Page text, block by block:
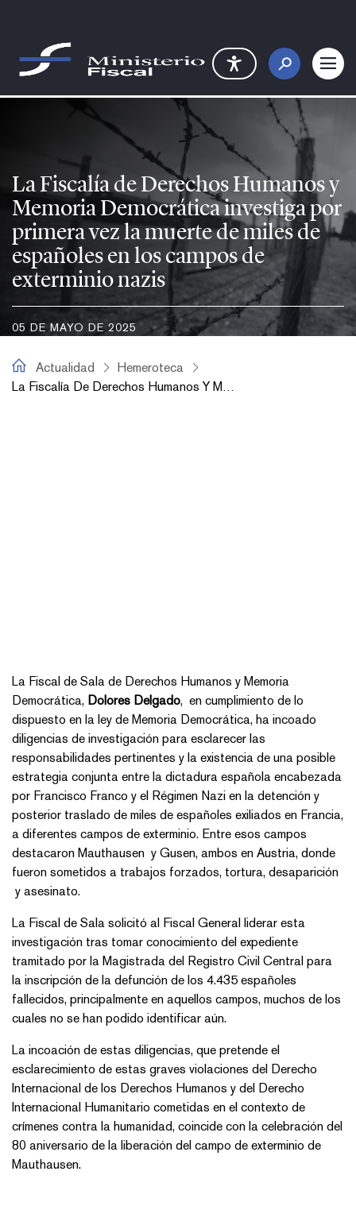
La Fiscalía de Derechos
La Fiscalía de Derechos Humanos y
Memoria Democrática investiga por
primera vez la muerte de miles de
españoles en los campos de
exterminio nazis
05 DE MAYO DE 2025
fiscal.esActualidad
Hemeroteca
La Fiscalía De Derechos Humanos Y Memoria Democrática Investiga Por Primera Vez La Muerte De Miles De Españoles En Los Campos De Exterminio Nazis
La Fiscal de Sala de Derechos Humanos y Memoria
Democrática, Dolores Delgado, en cumplimiento de lo
dispuesto en la ley de Memoria Democrática, ha incoado
diligencias de investigación para esclarecer las
responsabilidades pertinentes y la existencia de una posible
estrategia conjunta entre la dictadura española encabezada
por Francisco Franco y el Régimen Nazi en la detención y
posterior traslado de miles de españoles exiliados en Francia,
a diferentes campos de exterminio. Entre esos campos
destacaron Mauthausen y Gusen, ambos en Austria, donde
fueron sometidos a trabajos forzados, tortura, desaparición
y asesinato.
La Fiscal de Sala solicitó al Fiscal General liderar esta
investigación tras tomar conocimiento del expediente
tramitado por la Magistrada del Registro Civil Central para
la inscripción de la defunción de los 4.435 españoles
fallecidos, principalmente en aquellos campos, muchos de los
cuales no se han podido identificar aún.
La incoación de estas diligencias, que pretende el
esclarecimiento de estas graves violaciones del Derecho
Internacional de los Derechos Humanos y del Derecho
Internacional Humanitario cometidas en el contexto de
crímenes contra la humanidad, coincide con la celebración del
80 aniversario de la liberación del campo de exterminio de
Mauthausen.